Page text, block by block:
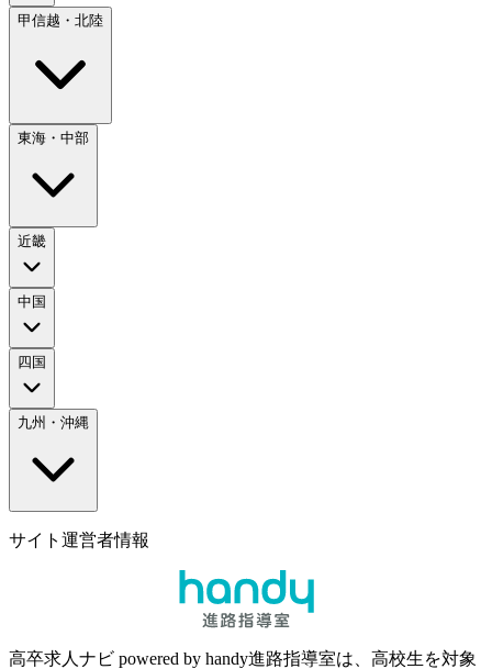
甲信越・北陸
東海・中部
近畿
中国
四国
九州・沖縄
サイト運営者情報
高卒求人ナビ powered by handy進路指導室は、高校生を対象